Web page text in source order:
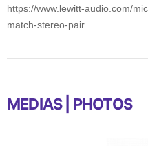
https://www.lewitt-audio.com/
match-stereo-pair
MEDIAS | PHOTOS